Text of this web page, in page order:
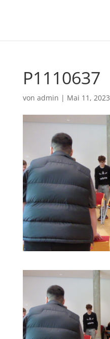
P1110637
von admin | Mai 11, 2023